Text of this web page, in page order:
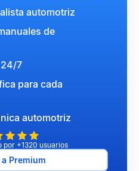
automotriz
de
7
para cada
automotriz
por +1320 usuarios
Premium